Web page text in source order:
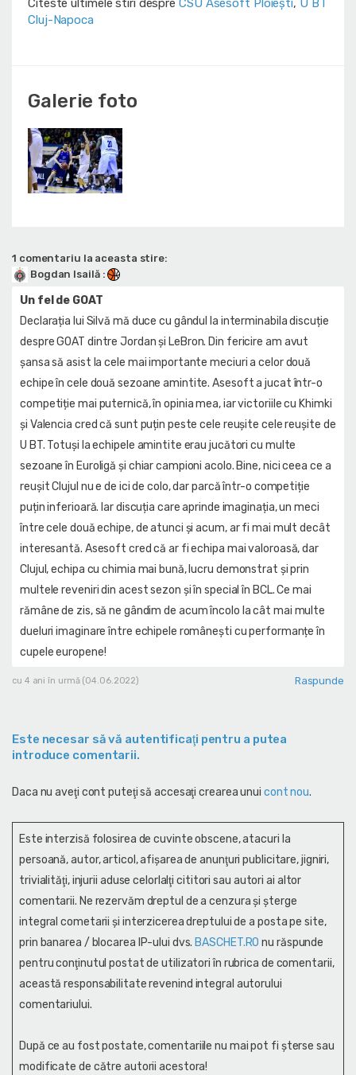
Citeste ultimele stiri despre CSU Asesoft Ploiești, U BT
Cluj-Napoca
Galerie foto
1 comentariu la aceasta stire:
Bogdan Isailă :
Un fel de GOAT
Declarația lui Silvă mă duce cu gândul la interminabila discuție
despre GOAT dintre Jordan și LeBron. Din fericire am avut
șansa să asist la cele mai importante meciuri a celor două
echipe în cele două sezoane amintite. Asesoft a jucat într-o
competiție mai puternică, în opinia mea, iar victoriile cu Khimki
și Valencia cred că sunt puțin peste cele reușite cele reușite de
U BT. Totuși la echipele amintite erau jucători cu multe
sezoane în Euroligă și chiar campioni acolo. Bine, nici ceea ce a
reușit Clujul nu e de ici de colo, dar parcă într-o competiție
puțin inferioară. Iar discuția care aprinde imaginația, un meci
între cele două echipe, de atunci și acum, ar fi mai mult decât
interesantă. Asesoft cred că ar fi echipa mai valoroasă, dar
Clujul, echipa cu chimia mai bună, lucru demonstrat și prin
multele reveniri din acest sezon și în special în BCL. Ce mai
rămâne de zis, să ne gândim de acum încolo la cât mai multe
dueluri imaginare între echipele românești cu performanțe în
cupele europene!
cu 4 ani în urmă (04.06.2022) Raspunde
Este necesar să vă autentificaţi pentru a putea
introduce comentarii.
Daca nu aveţi cont puteţi să accesaţi crearea unui cont nou.
Este interzisă folosirea de cuvinte obscene, atacuri la
persoană, autor, articol, afişarea de anunţuri publicitare, jigniri,
trivialităţi, injurii aduse celorlalţi cititori sau autori ai altor
comentarii. Ne rezervăm dreptul de a cenzura și şterge
integral cometarii și interzicerea dreptului de a posta pe site,
prin banarea / blocarea IP-ului dvs. BASCHET.RO nu răspunde
pentru conţinutul postat de utilizatori în rubrica de comentarii,
această responsabilitate revenind integral autorului
comentariului.
După ce au fost postate, comentariile nu mai pot fi șterse sau
modificate de către autorii acestora!